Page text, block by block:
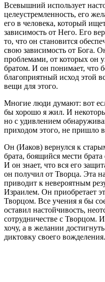
Всевышний использует
целеустремленность, его
его в человека, который
зависимость от Него. Его
то, что он становится
свою зависимость от Бога.
проблемами, от которых он
братом. И он понимает, что
благоприятный исход этой
вещи для этого.
Многие люди думают: вот
бы хорошо я жил. И
но с удивлением
приходом этого, не пришло
Он (Иаков) вернулся к
брата, боящийся мести
И он знает, что вся его
он получил от Творца. Эта
приводит к невероятным
Израилем. Он приобретает
Творцом. Все учения я бы
оставил настойчивость,
сотрудничестве с Творцом.
хочу, а в желании
диктовку своего вожделения.